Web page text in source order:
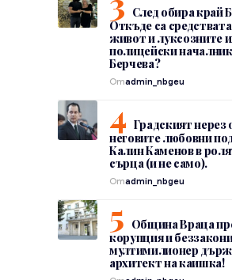
След обира край
Откъде са
живот и луксозните
полицейски
Берчева?
Отadmin_nbgeu
Градският нерез
неговите любовни
Калин Каменов в
сърца (и не само).
Отadmin_nbgeu
Община Враца
корупция и
мултимилионер
архитект на каишка!